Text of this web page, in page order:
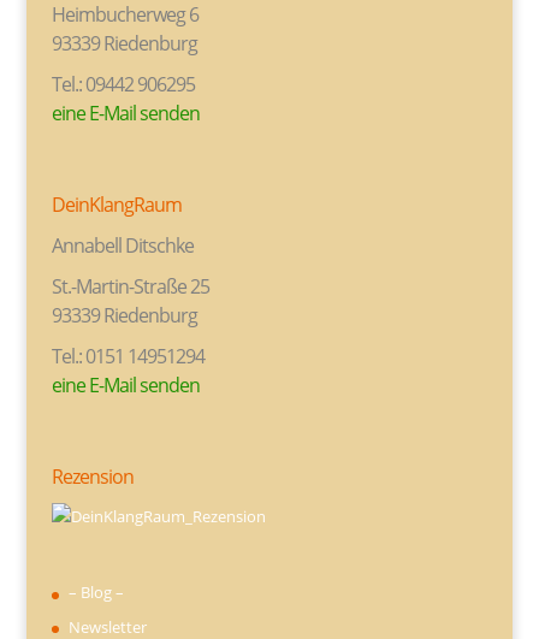
Heimbucherweg 6
93339 Riedenburg
Tel.: 09442 906295
eine E-Mail senden
DeinKlangRaum
Annabell Ditschke
St.-Martin-Straße 25
93339 Riedenburg
Tel.: 0151 14951294
eine E-Mail senden
Rezension
– Blog –
Newsletter